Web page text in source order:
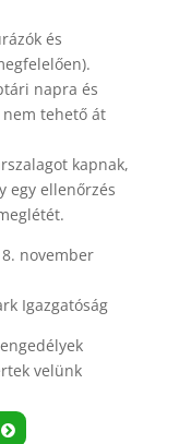
és
napra és
tehető át
kapnak,
egy ellenőrzés
november
Igazgatóság
velünk